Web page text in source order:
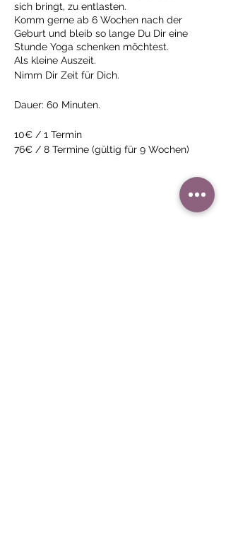
sich bringt, zu entlasten.
Komm gerne ab 6 Wochen nach der
Geburt und bleib so lange Du Dir eine
Stunde Yoga schenken möchtest.
Als kleine Auszeit.
Nimm Dir Zeit für Dich.
Dauer: 60 Minuten.
10€ / 1 Termin
76€ / 8 Termine (gültig für 9 Wochen)